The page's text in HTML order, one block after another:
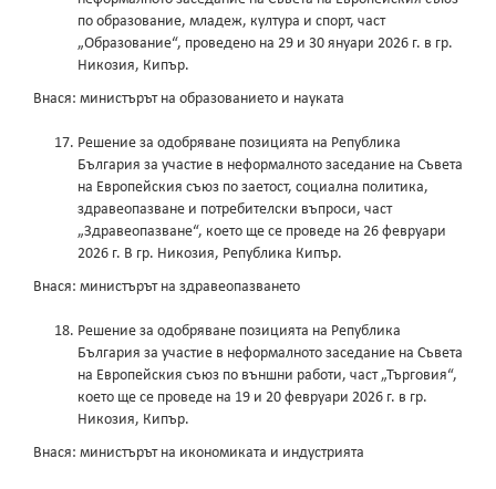
по образование, младеж, култура и спорт, част
„Образование“, проведено на 29 и 30 януари 2026 г. в гр.
Никозия, Кипър.
Внася: министърът на образованието и науката
Решение за одобряване позицията на Република
България за участие в неформалното заседание на Съвета
на Европейския съюз по заетост, социална политика,
здравеопазване и потребителски въпроси, част
„Здравеопазване“, което ще се проведе на 26 февруари
2026 г. В гр. Никозия, Република Кипър.
Внася: министърът на здравеопазването
Решение за одобряване позицията на Република
България за участие в неформалното заседание на Съвета
на Европейския съюз по външни работи, част „Търговия“,
което ще се проведе на 19 и 20 февруари 2026 г. в гр.
Никозия, Кипър.
Внася: министърът на икономиката и индустрията